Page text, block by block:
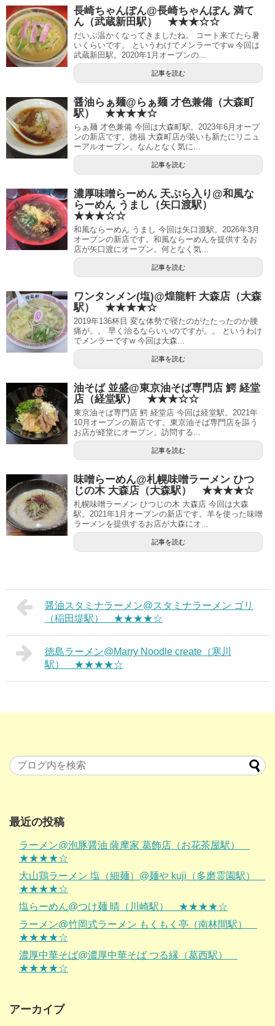
長崎ちゃんぽん@長崎ちゃんぽん 満て
ん（武蔵新田駅） ★★★☆☆
だいぶ温かくなってきましたね。 コート来てたら暑
いくらいです。 というわけでメンラーですw 今回は
武蔵新田駅。2020年1月オープンの...
記事を読む
醤油らぁ麺@らぁ麺 才色兼備（大森町
駅） ★★★★☆
らぁ麺 才色兼備 今回は大森町駅。2023年6月オープ
ンの新店です。徳福 大森町店が装いも新たにリニュ
ーアルオープン。なんとなく気に...
記事を読む
濃厚味噌らーめん 天ぷら入り@和風な
らーめん うまし（矢口渡駅）
★★★☆☆
和風ならーめん うまし 今回は矢口渡駅。2026年3月
オープンの新店です。和風ならーめんを提供するお
店が矢口渡にオープン。何となく気...
記事を読む
ワンタンメン(塩)@煌龍軒 大森店（大森
駅） ★★★★☆
2019年136杯目 変な体勢で寝たのがたたったのか腰
痛が。。 早く治るならいいのですが。。 というわけ
でメンラーですw 今回は大森...
記事を読む
油そば 並盛@東京油そば専門店 鰐 経堂
店（経堂駅） ★★★☆☆
東京油そば専門店 鰐 経堂店 今回は経堂駅。2021年
10月オープンの新店です。東京油そば専門店を謳う
お店が経堂にオープン。訪問する...
記事を読む
味噌らーめん@札幌味噌ラーメン ひつ
じの木 大森店（大森駅） ★★★★☆
札幌味噌ラーメン ひつじの木 大森店 今回は大森
駅。2021年1月オープンの新店です。羊を使った味噌
ラーメンを提供するお店が大森にオ...
記事を読む
醤油スタミナラーメン@スタミナラーメン ゴリ
（稲田堤駅） ★★★★☆
徳島ラーメン@Marry Noodle create（寒川
駅） ★★★★☆
最近の投稿
ラーメン@泡豚醤油 薩摩家 葛飾店（お花茶屋駅）
★★★★☆
大山鶏ラーメン 塩（細麺）@麺や kuji（多磨霊園駅）
★★★★☆
塩らーめん@つけ麺 晴（川崎駅） ★★★★☆
ラーメン@竹岡式ラーメン もくもく亭（南林間駅）
★★★★☆
濃厚中華そば@濃厚中華そば つる縁（葛西駅）
★★★★☆
アーカイブ